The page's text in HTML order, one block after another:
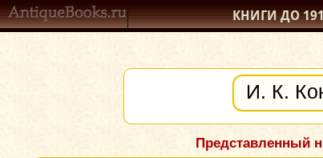
КНИГИ ДО
Представленный